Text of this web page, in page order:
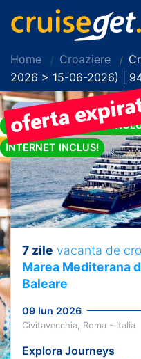
Home Croaziere
2026 > 15-06-2026) |
PACHET DE BAUTURI
INTERNET INCLUS!
7 zile vacanta de
Marea Mediterana
Baleare
09 Iun 2026
Civitavecchia, Roma - Italia
Explora Journeys